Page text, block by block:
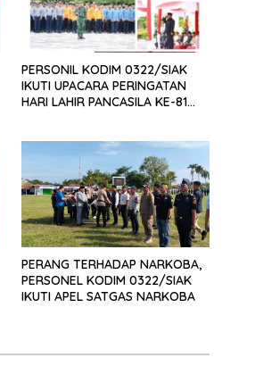
PERSONIL KODIM 0322/SIAK
IKUTI UPACARA PERINGATAN
HARI LAHIR PANCASILA KE-81
PERANG TERHADAP NARKOBA,
PERSONEL KODIM 0322/SIAK
IKUTI APEL SATGAS NARKOBA